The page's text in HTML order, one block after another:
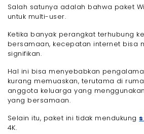
Salah satunya adalah bahwa paket
untuk multi-user.
Ketika banyak perangkat terhubung
bersamaan, kecepatan internet bisa
signifikan.
Hal ini bisa menyebabkan
kurang memuaskan, terutama di
anggota keluarga yang
yang bersamaan.
Selain itu, paket ini tidak mendukung
4K.